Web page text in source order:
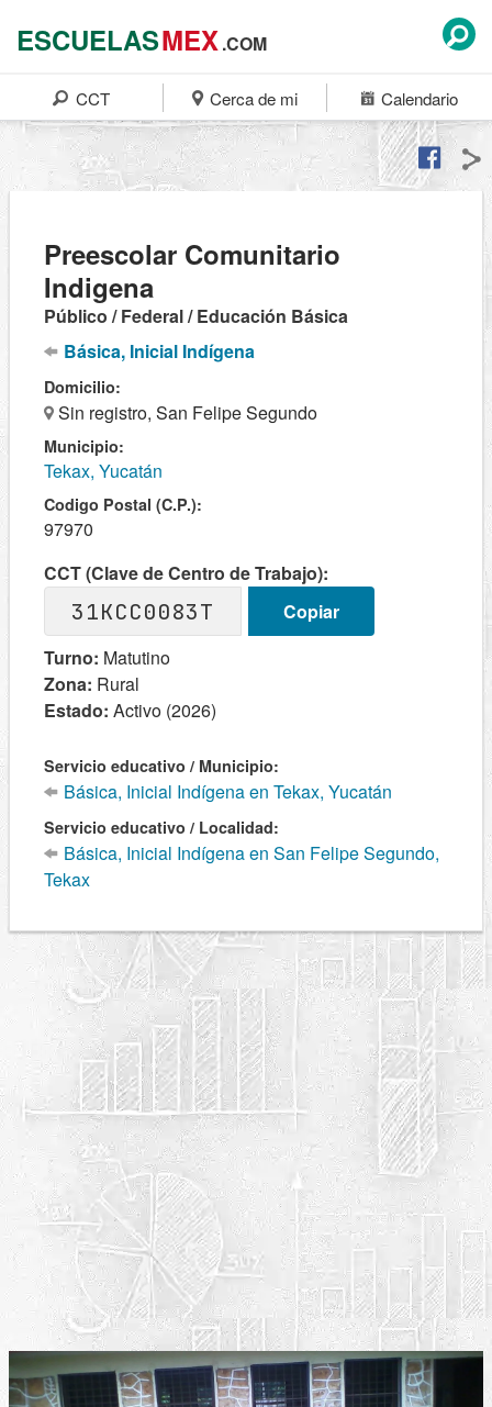
ESCUELASMEX.COM
CCT Cerca de mi Calendario
Preescolar Comunitario
Indigena
Público / Federal / Educación Básica
Básica, Inicial Indígena
Domicilio:
Sin registro, San Felipe Segundo
Municipio:
Tekax, Yucatán
Codigo Postal (C.P.):
97970
CCT (Clave de Centro de Trabajo):
31KCC0083T
Copiar
Turno: Matutino
Zona: Rural
Estado: Activo (2026)
Servicio educativo / Municipio:
Básica, Inicial Indígena en Tekax, Yucatán
Servicio educativo / Localidad:
Básica, Inicial Indígena en San Felipe Segundo,
Tekax